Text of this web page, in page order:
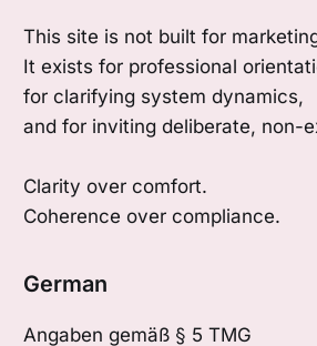
This site is not built for
It exists for professional
for clarifying system dynamics,
and for inviting deliberate, non-
Clarity over comfort.
Coherence over compliance.
German
Angaben gemäß § 5 TMG